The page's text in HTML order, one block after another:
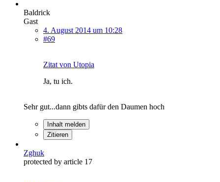
Baldrick
Gast
4. August 2014 um 10:28
#69
Zitat von Utopia
Ja, tu ich.
Sehr gut...dann gibts dafür den Daumen hoch
Inhalt melden
Zitieren
Zghuk
protected by article 17